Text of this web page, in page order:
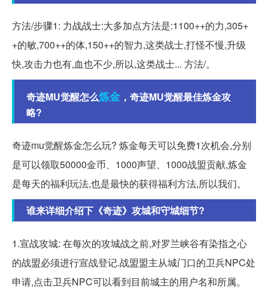
方法/步骤1: 力战战士:大多加点方法是:1100++的力,305+
+的敏,700++的体,150++的智力,这类战士,打怪不慢,升级
快,攻击力也有,血也不少,所以,这类战士... 方法/。
奇迹MU觉醒怎么炼金 ，奇迹MU觉醒最佳炼金攻
略?
奇迹mu觉醒炼金怎么玩? 炼金每天可以免费1次机会,分别
是可以领取50000金币、1000声望、1000战盟贡献,炼金
是每天的福利玩法,也是最快的获得福利方法,所以我们。
谁来详细介绍下《奇迹》攻城和守城细节?
1.宣战攻城: 在每次的攻城战之前,对罗兰峡谷有染指之心
的战盟必须进行宣战登记.战盟盟主从城门口的卫兵NPC处
申请,点击卫兵NPC可以看到目前城主的用户名和所属。